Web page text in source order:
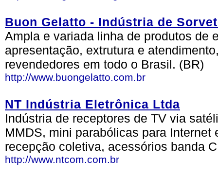
Buon Gelatto - Indústria de
Ampla e variada linha de produtos de
apresentação, extrutura e
revendedores em todo o Brasil. (BR)
http://www.buongelatto.com.br
NT Indústria Eletrônica Ltda
Indústria de receptores de TV via
MMDS, mini parabólicas para Internet
recepção coletiva, acessórios banda
http://www.ntcom.com.br